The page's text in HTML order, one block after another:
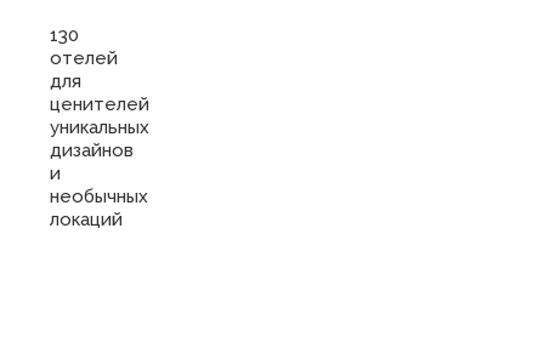
130
отелей
для
ценителей
уникальных
дизайнов
и
необычных
локаций